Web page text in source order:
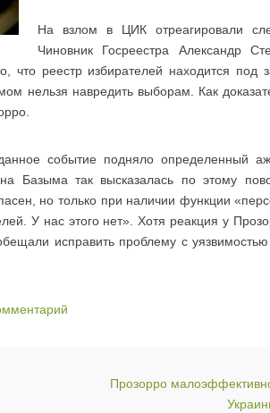
На взлом в ЦИК отреагировали
Чиновник Госреестра Александр
что реестр избирателей находится под
нельзя навредить выборам. Как
событие подняло определенный
Базыма так высказалась по этому
но только при наличии функции
У нас этого нет». Хотя реакция у
исправить проблему с
Прозорро